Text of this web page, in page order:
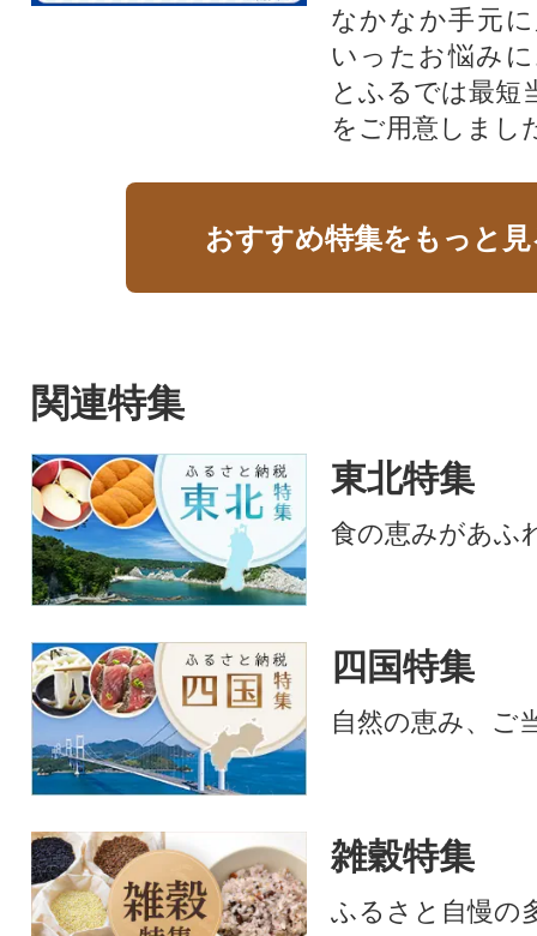
なかなか手元
いったお悩み
とふるでは最短
をご用意しまし
おすすめ特集をもっと
関連特集
東北特集
食の恵みがあふ
四国特集
自然の恵み、ご
雑穀特集
ふるさと自慢の